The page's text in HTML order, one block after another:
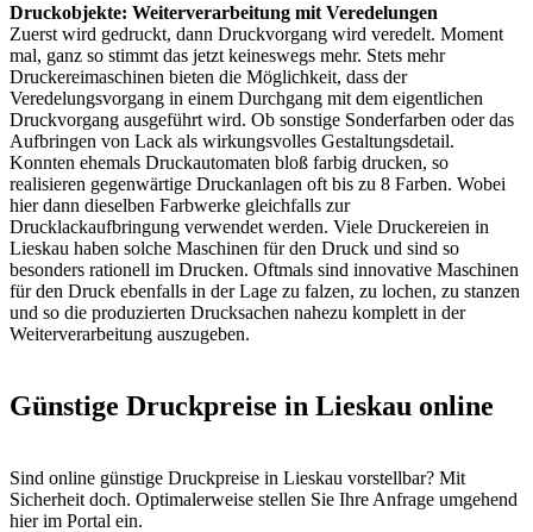
Druckobjekte: Weiterverarbeitung mit Veredelungen
Zuerst wird gedruckt, dann Druckvorgang wird veredelt. Moment
mal, ganz so stimmt das jetzt keineswegs mehr. Stets mehr
Druckereimaschinen bieten die Möglichkeit, dass der
Veredelungsvorgang in einem Durchgang mit dem eigentlichen
Druckvorgang ausgeführt wird. Ob sonstige Sonderfarben oder das
Aufbringen von Lack als wirkungsvolles Gestaltungsdetail.
Konnten ehemals Druckautomaten bloß farbig drucken, so
realisieren gegenwärtige Druckanlagen oft bis zu 8 Farben. Wobei
hier dann dieselben Farbwerke gleichfalls zur
Drucklackaufbringung verwendet werden. Viele Druckereien in
Lieskau haben solche Maschinen für den Druck und sind so
besonders rationell im Drucken. Oftmals sind innovative Maschinen
für den Druck ebenfalls in der Lage zu falzen, zu lochen, zu stanzen
und so die produzierten Drucksachen nahezu komplett in der
Weiterverarbeitung auszugeben.
Günstige Druckpreise in Lieskau online
Sind online günstige Druckpreise in Lieskau vorstellbar? Mit
Sicherheit doch. Optimalerweise stellen Sie Ihre Anfrage umgehend
hier im Portal ein.